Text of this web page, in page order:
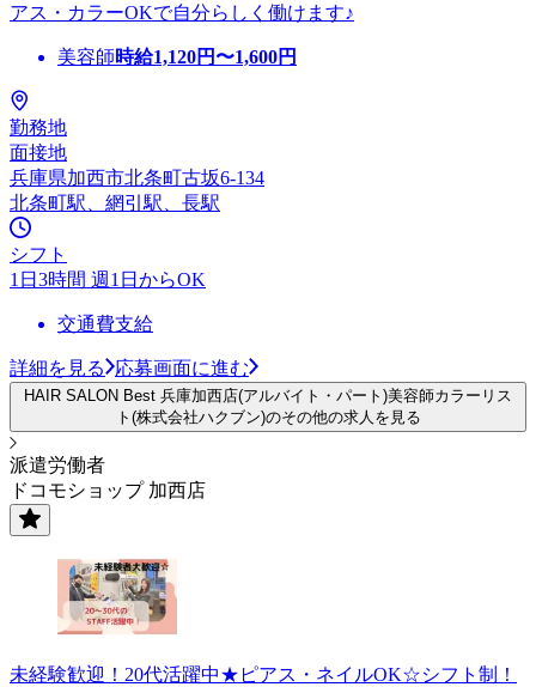
アス・カラーOKで自分らしく働けます♪
美容師時給1,120円〜1,600円
勤務地
面接地
兵庫県加西市北条町古坂6-134
北条町駅、網引駅、長駅
シフト
1日3時間 週1日からOK
交通費支給
詳細を見る 応募画面に進む
HAIR SALON Best 兵庫加西店(アルバイト・パート)美容師カラーリス
ト(株式会社ハクブン)のその他の求人を見る
派遣労働者
ドコモショップ 加西店
未経験歓迎！20代活躍中★ピアス・ネイルOK☆シフト制！